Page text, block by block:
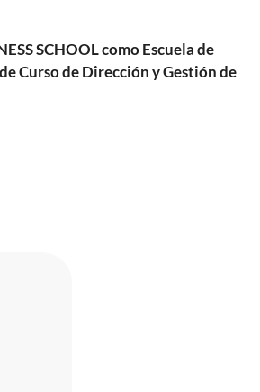
SCHOOL como Escuela de
Curso de Dirección y Gestión de